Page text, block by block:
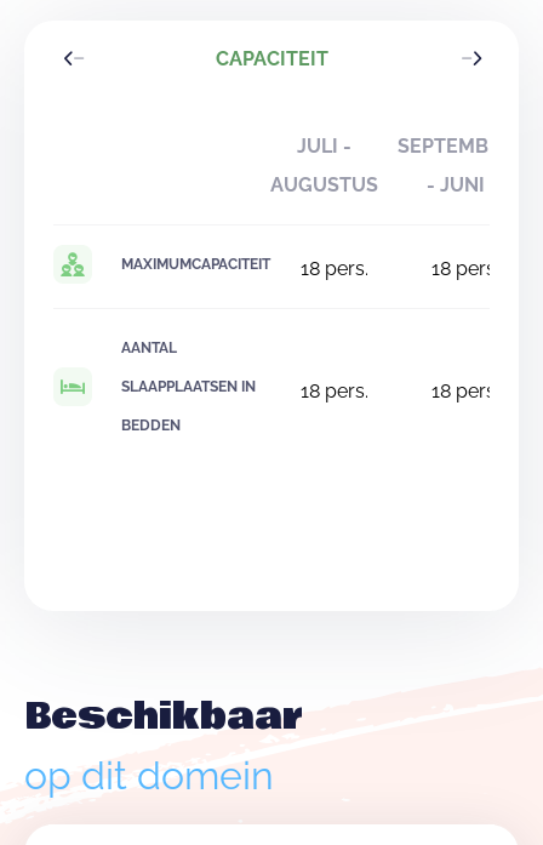
CAPACITEIT
JULI -
AUGUSTUS
SEPTEMBER
- JUNI
MAXIMUMCAPACITEIT 18pers. 18 pers.
AANTAL
SLAAPPLAATSEN IN
BEDDEN
18pers. 18 pers.
Beschikbaar
op dit domein